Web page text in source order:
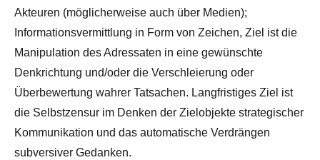
Akteuren (möglicherweise auch über Medien);
Informationsvermittlung in Form von Zeichen, Ziel ist die
Manipulation des Adressaten in eine gewünschte
Denkrichtung und/oder die Verschleierung oder
Überbewertung wahrer Tatsachen. Langfristiges Ziel ist
die Selbstzensur im Denken der Zielobjekte strategischer
Kommunikation und das automatische Verdrängen
subversiver Gedanken.